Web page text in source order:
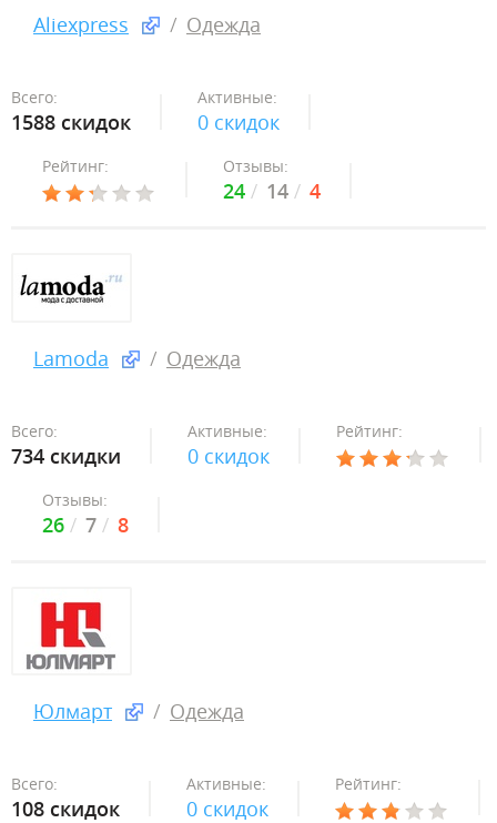
Aliexpress Одежда
Всего:
1588 скидок
Активные:
0 скидок
Рейтинг: Отзывы:
24 14 4
Lamoda Одежда
Всего:
734 скидки
Активные:
0 скидок
Рейтинг:
Отзывы:
26 7 8
Юлмарт Одежда
Всего:
108 скидок
Активные:
0 скидок
Рейтинг: